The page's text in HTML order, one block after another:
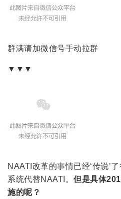
群满请加微信号手动拉群
▼▼▼
NAATI改革的事情已经‘传说’
系统代替NAATI。但是具体
施的呢？